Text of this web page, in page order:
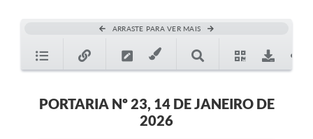
ARRASTE PARA VER MAIS
PORTARIA Nº 23, 14 DE JANEIRO DE
2026